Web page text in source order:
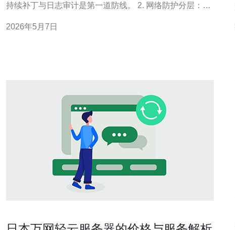
持续补丁与日志审计是第一道防线。 2. 网络防护分层：结
墙，才能对抗大流量攻击。 3. 可测可演练的应急方案：实
2026年5月7日